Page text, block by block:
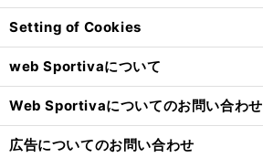
Setting of Cookies
web Sportivaについて
Web Sportivaについてのお問い合わせ
広告についてのお問い合わせ